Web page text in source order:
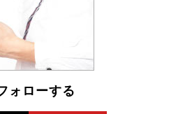
ォローする